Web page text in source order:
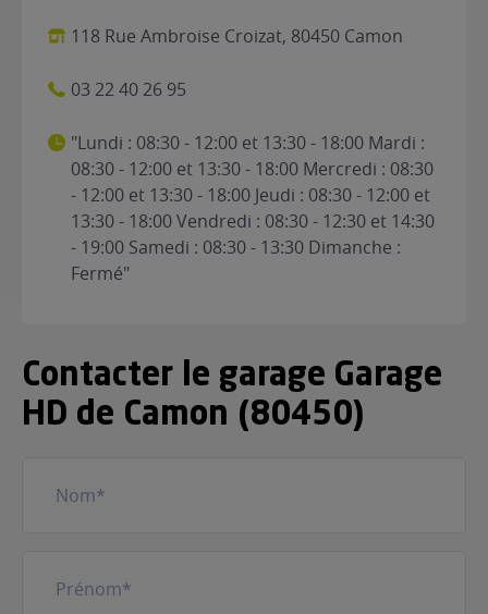
118 Rue Ambroise Croizat, 80450 Camon
03 22 40 26 95
"Lundi : 08:30 - 12:00 et 13:30 - 18:00 Mardi :
08:30 - 12:00 et 13:30 - 18:00 Mercredi : 08:30
- 12:00 et 13:30 - 18:00 Jeudi : 08:30 - 12:00 et
13:30 - 18:00 Vendredi : 08:30 - 12:30 et 14:30
- 19:00 Samedi : 08:30 - 13:30 Dimanche :
Fermé"
Contacter le garage Garage
HD de Camon (80450)